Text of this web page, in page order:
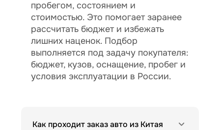
пробегом, состоянием и
стоимостью. Это помогает заранее
рассчитать бюджет и избежать
лишних наценок. Подбор
выполняется под задачу покупателя:
бюджет, кузов, оснащение, пробег и
условия эксплуатации в России.
Как проходит заказ авто из Китая